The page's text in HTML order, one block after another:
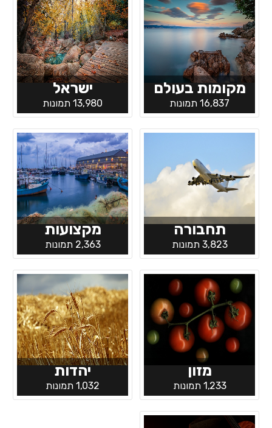
מקומות בעולם
16,837 תמונות
ישראל
13,980 תמונות
תחבורה
3,823 תמונות
מקצועות
2,363 תמונות
מזון
1,233 תמונות
יהדות
1,032 תמונות